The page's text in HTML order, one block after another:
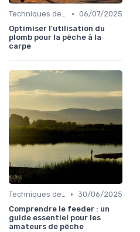
Techniques de Pêche • 06/07/2025
Optimiser l'utilisation du
plomb pour la pêche à la
carpe
Techniques de Pêche • 30/06/2025
Comprendre le feeder : un
guide essentiel pour les
amateurs de pêche